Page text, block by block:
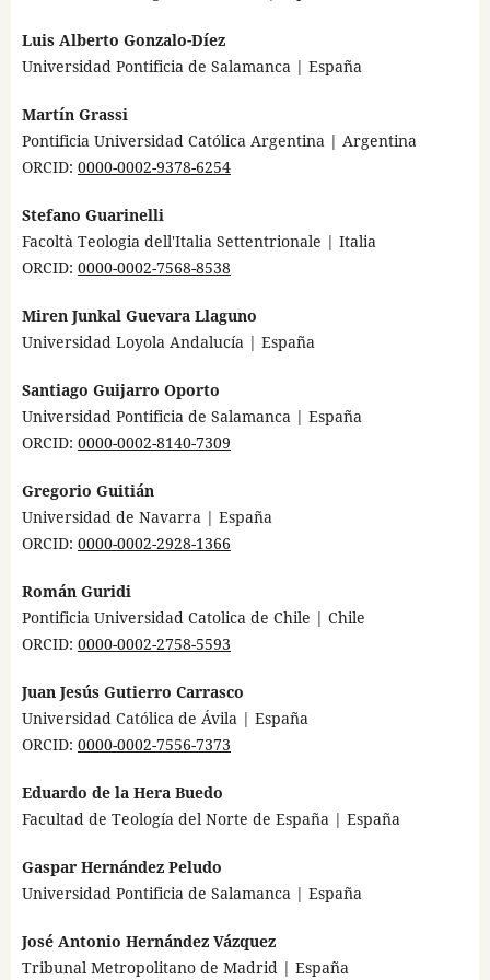
Luis Alberto Gonzalo-Díez
Universidad Pontificia de Salamanca | España
Martín Grassi
Pontificia Universidad Católica Argentina | Argentina
ORCID: 0000-0002-9378-6254
Stefano Guarinelli
Facoltà Teologia dell'Italia Settentrionale | Italia
ORCID: 0000-0002-7568-8538
Miren Junkal Guevara Llaguno
Universidad Loyola Andalucía | España
Santiago Guijarro Oporto
Universidad Pontificia de Salamanca | España
ORCID: 0000-0002-8140-7309
Gregorio Guitián
Universidad de Navarra | España
ORCID: 0000-0002-2928-1366
Román Guridi
Pontificia Universidad Catolica de Chile | Chile
ORCID: 0000-0002-2758-5593
Juan Jesús Gutierro Carrasco
Universidad Católica de Ávila | España
ORCID: 0000-0002-7556-7373
Eduardo de la Hera Buedo
Facultad de Teología del Norte de España | España
Gaspar Hernández Peludo
Universidad Pontificia de Salamanca | España
José Antonio Hernández Vázquez
Tribunal Metropolitano de Madrid | España